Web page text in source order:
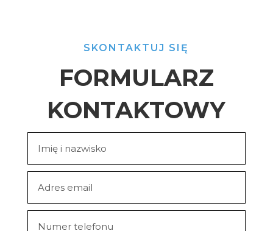
SKONTAKTUJ SIĘ
FORMULARZ
KONTAKTOWY